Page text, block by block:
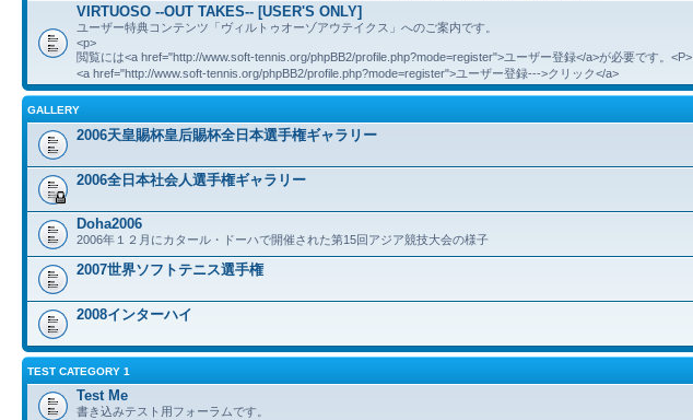
VIRTUOSO --OUT TAKES-- [USER'S ONLY]
ユーザー特典コンテンツ「ヴィルトゥオーゾアウテイクス」へのご案内です。
<p>
閲覧には<a href="http://www.soft-tennis.org/phpBB2/profile.php?mode=register">ユーザー登録</a>が必要です。<P>
<a href="http://www.soft-tennis.org/phpBB2/profile.php?mode=register">ユーザー登録--->クリック</a>
GALLERY
2006天皇賜杯皇后賜杯全日本選手権ギャラリー
2006全日本社会人選手権ギャラリー
Doha2006
2006年１２月にカタール・ドーハで開催された第15回アジア競技大会の様子
2007世界ソフトテニス選手権
2008インターハイ
TEST CATEGORY 1
Test Me
書き込みテスト用フォーラムです。